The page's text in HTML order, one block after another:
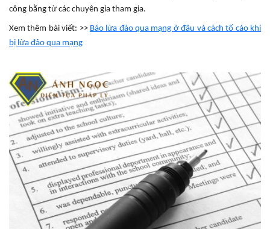
công bằng từ các chuyên gia tham gia.
Xem thêm bài viết: >> Báo lừa đảo qua mạng ở đâu và cách tố cáo khi
bị lừa đảo qua mạng